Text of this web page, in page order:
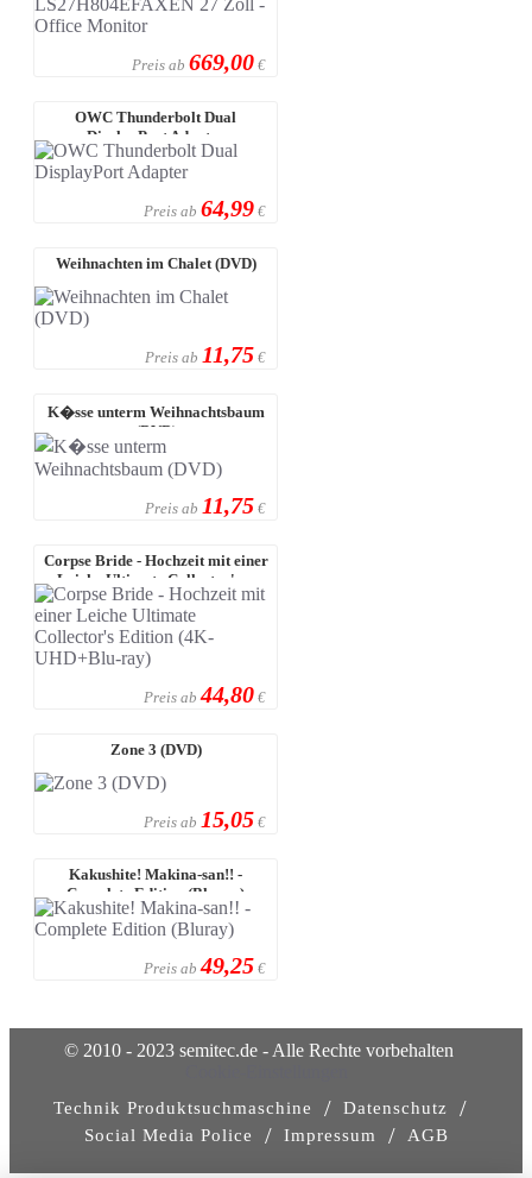
Preis ab 669,00 €
OWC Thunderbolt Dual
DisplayPort Adapter
Preis ab 64,99 €
Weihnachten im Chalet (DVD)
Preis ab 11,75 €
K�sse unterm Weihnachtsbaum
(DVD)
Preis ab 11,75 €
Corpse Bride - Hochzeit mit einer
Leiche Ultimate Collector's ...
Preis ab 44,80 €
Zone 3 (DVD)
Preis ab 15,05 €
Kakushite! Makina-san!! -
Complete Edition (Bluray)
Preis ab 49,25 €
© 2010 - 2023 semitec.de - Alle Rechte vorbehalten
Technik Produktsuchmaschine / Datenschutz /
Social Media Police / Impressum / AGB